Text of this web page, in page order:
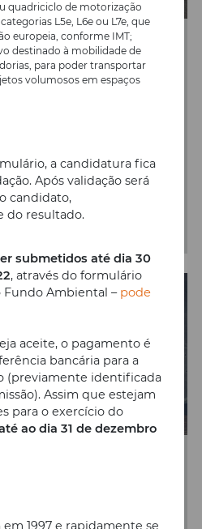
quadriciclo de motorização
L5e, L6e ou L7e, que
europeia, conforme IMT;
destinado à mobilidade de
para poder transportar
volumosos em espaços
a candidatura fica
Após validação será
candidato,
do resultado.
submetidos até dia 30
, através do formulário
Ambiental – pode
aceite, o pagamento é
bancária para a
(previamente identificada
Assim que estejam
para o exercício do
ao dia 31 de dezembro
1997 e rapidamente se
Yadea M6 e
Case
M6 e inclui a oferta de
K29 e o rack
montagem.
– O
de volta